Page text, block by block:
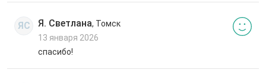
ЯС Я. Светлана, Томск
13 января 2026
спасибо!